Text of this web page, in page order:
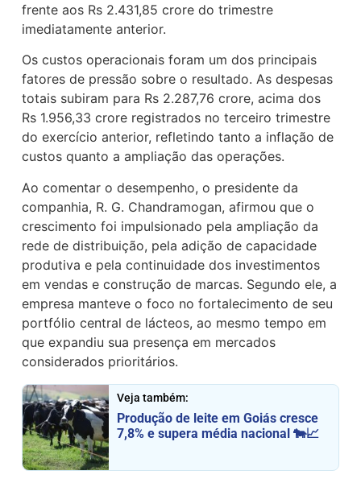
frente aos Rs 2.431,85 crore do trimestre
imediatamente anterior.
Os custos operacionais foram um dos principais
fatores de pressão sobre o resultado. As despesas
totais subiram para Rs 2.287,76 crore, acima dos
Rs 1.956,33 crore registrados no terceiro trimestre
do exercício anterior, refletindo tanto a inflação de
custos quanto a ampliação das operações.
Ao comentar o desempenho, o presidente da
companhia, R. G. Chandramogan, afirmou que o
crescimento foi impulsionado pela ampliação da
rede de distribuição, pela adição de capacidade
produtiva e pela continuidade dos investimentos
em vendas e construção de marcas. Segundo ele, a
empresa manteve o foco no fortalecimento de seu
portfólio central de lácteos, ao mesmo tempo em
que expandiu sua presença em mercados
considerados prioritários.
Veja também:
Produção de leite em Goiás cresce
7,8% e supera média nacional 🐄📈